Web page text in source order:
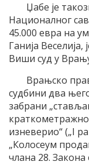
Џабе је
Националног
45.000 евра на
Ганија
Виши суд у
Врањско
судбини два
забрани
изневерио“ („I
„Колосеум
члана 28.